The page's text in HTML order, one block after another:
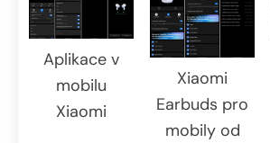
Aplikace v
mobilu
Xiaomi
Xiaomi
Earbuds pro
mobily od